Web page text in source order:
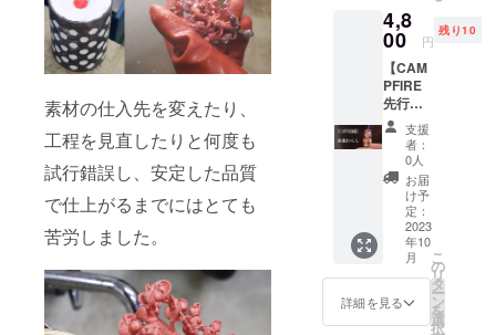
素材の仕入先を変えたり、
工程を見直したりと何度も
試行錯誤し、安定した品質
で仕上がるまでにはとても
苦労しました。
ラップ
紐：
紫 ※
ポーチ
を添え
てお届
けいた
しま
す。
本体；
純銅
（アン
ティー
ク仕上
げ）※
コート
はして
いませ
んの
で、経
年変化
をして
きま
す。 本
体サイ
ズ：高
4,8
00 円
残り10
【CAM
PFIRE
先行販
売】純
銅 座敷
わらし
※税込・
送料込
みの価
格で
す。 一
般販売
価格：
4,800円
（税
支援
者：
0人
お届
け予
定：
2023
年10
月
詳細を見る
こ
の
リ
タ
ー
ン
を
選
択